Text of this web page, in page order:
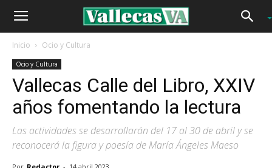
Inicio Ocio y Cultura
Ocio y Cultura
Vallecas Calle del Libro, XXIV
años fomentando la lectura
Las actividades se desarrollarán del 17 al 30 de abril y se
reconocerá la figura y poesía de María Ángeles Maeso